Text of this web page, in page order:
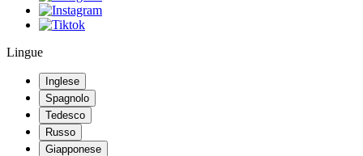
Lingue
Inglese
Spagnolo
Tedesco
Russo
Giapponese